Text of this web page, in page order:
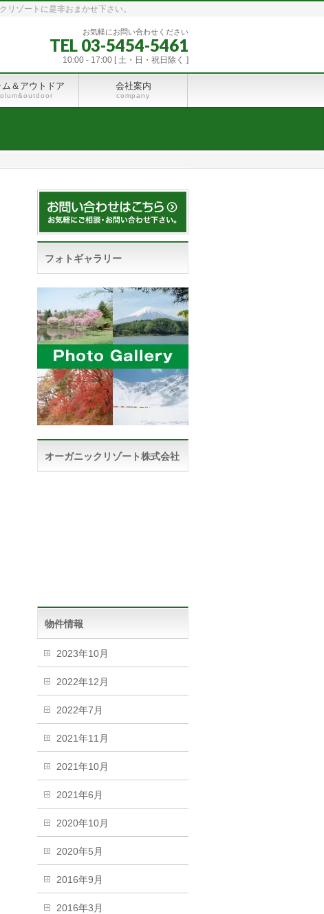
ゾートに是非おまかせ下さい。
お気軽にお問い合わせください
TEL 03-5454-5461
10:00 - 17:00 [ 土・日・祝日除く ]
ム＆アウトドア 会社案内
company
フォトギャラリー
オーガニックリゾート株式会社
物件情報
2023年10月
2022年12月
2022年7月
2021年11月
2021年10月
2021年6月
2020年10月
2020年5月
2016年9月
2016年3月